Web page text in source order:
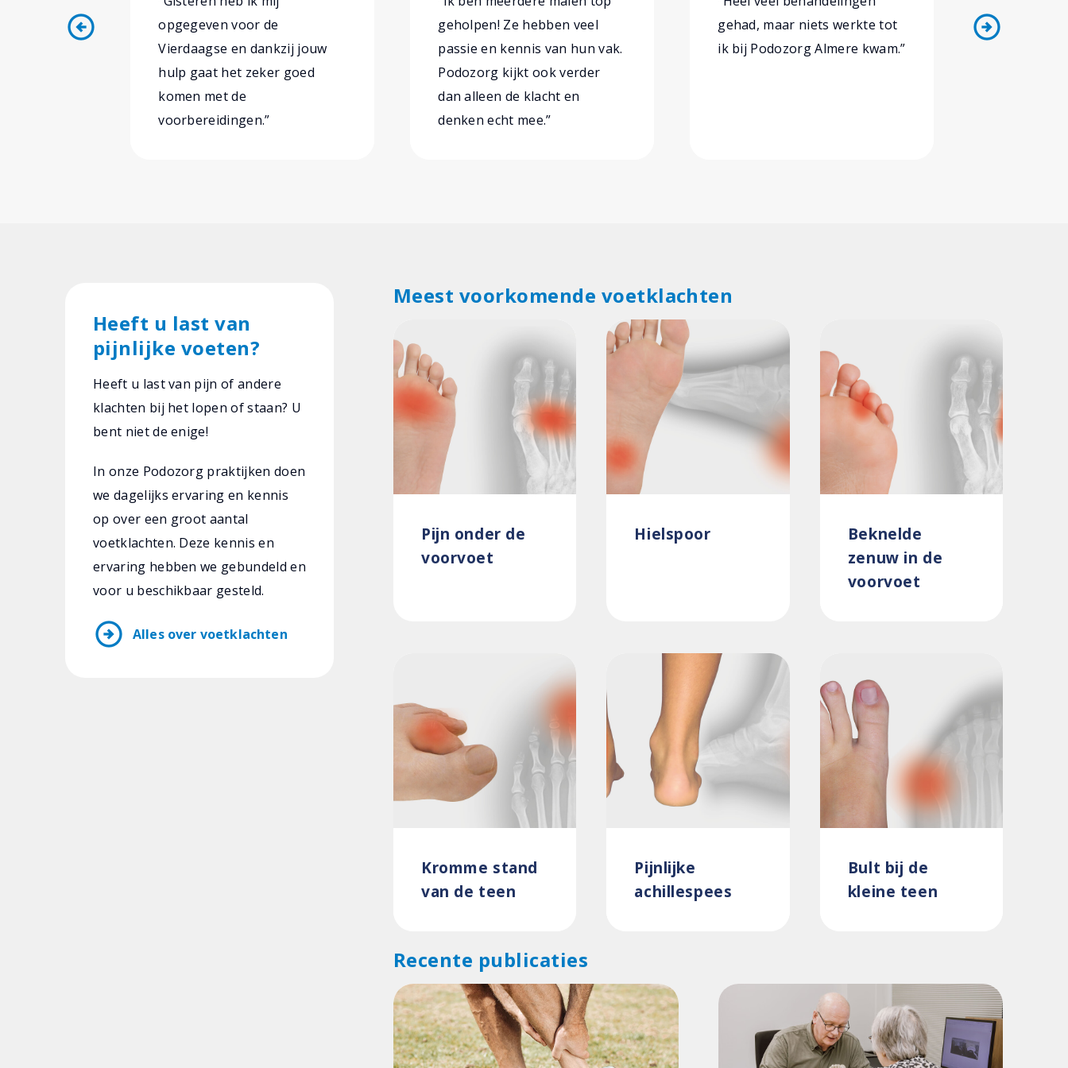
arrow_circle_left
opgegeven voor de
Vierdaagse en dankzij jouw
hulp gaat het zeker goed
komen met de
voorbereidingen.”
geholpen! Ze hebben veel
passie en kennis van hun vak.
Podozorg kijkt ook verder
dan alleen de klacht en
denken echt mee.”
gehad, maar niets werkte tot
ik bij Podozorg Almere kwam.”
Na erg
arrow_circle_right
Heeft u last van
pijnlijke voeten?
Heeft u last van pijn of andere
klachten bij het lopen of staan? U
bent niet de enige!
In onze Podozorg praktijken doen
we dagelijks ervaring en kennis
op over een groot aantal
voetklachten. Deze kennis en
ervaring hebben we gebundeld en
voor u beschikbaar gesteld.
arrow_circle_right Alles over voetklachten
Meest voorkomende voetklachten
Pijn onder de
voorvoet
Hielspoor
Beknelde
zenuw in de
voorvoet
Kromme stand
van de teen
Pijnlijke
achillespees
Bult bij de
kleine teen
Recente publicaties